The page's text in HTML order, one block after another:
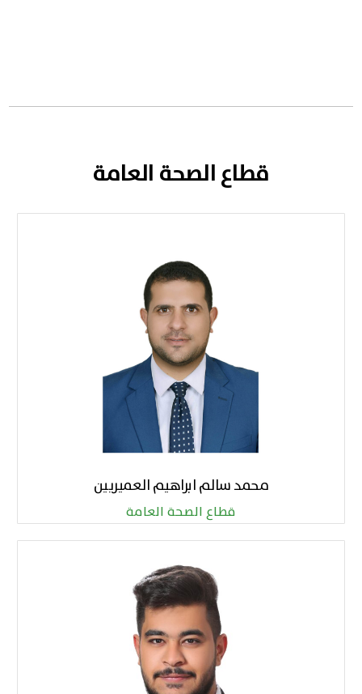
قطاع الصحة العامة
محمد سالم ابراهيم العميريين
قطاع الصحة العامة